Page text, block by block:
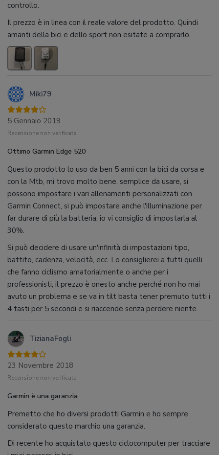
controllo.
Il prezzo è in linea con il reale valore del prodotto. Quindi
amanti della bici e dello sport non esitate a comprarlo.
Miki79
5 Gennaio 2019
Recensione non verificata
Ottimo Garmin Edge 520
Questo prodotto lo uso da ben 5 anni con la bici da corsa e
con la Mtb, mi trovo molto bene, semplice da usare, si
possono impostare i vari allenamenti personalizzati con
Garmin Connect, si può impostare anche l'illuminazione per
far durare di più la batteria, io vi consiglio di impostarla al
30%.
Si può decidere di usare un'infinità di impostazioni tipo,
battito, cadenza, velocità, ecc. Lo consiglierei a tutti quelli
che fanno ciclismo amatorialmente o anche per i
professionisti, il prezzo è onesto anche perché non ho mai
avuto un problema e se va in tilt basta tener premuto tutti i
4 tasti per 5 secondi e si riaccende senza perdere niente.
TizianaFogli
23 Novembre 2018
Recensione non verificata
Garmin è una garanzia
Premetto che ho diversi prodotti Garmin e ho sempre
considerato questo marchio una garanzia.
Di recente ho acquistato questo ciclocomputer per tracciare